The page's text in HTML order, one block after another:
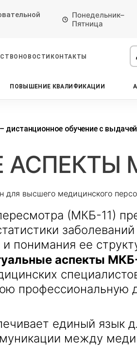
Понедельник–
Пятница
НОВОСТИ КОНТАКТЫ
ПОВЫШЕНИЕ КВАЛИФИКАЦИИ
обучение с выдачей
для высшего медицинского
(МКБ-11)
понимания ее
аспекты
профессиональную
единый язык
между
на обучение
документы
консультацию
на резюме
документы
по НМО с
данные, наши специалисты
Вас
консультацию
рассылку